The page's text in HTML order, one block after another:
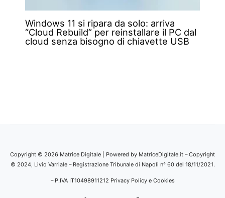
Windows 11 si ripara da solo: arriva
“Cloud Rebuild” per reinstallare il PC dal
cloud senza bisogno di chiavette USB
Copyright © 2026 Matrice Digitale | Powered by MatriceDigitale.it – Copyright
© 2024, Livio Varriale – Registrazione Tribunale di Napoli n° 60 del 18/11/2021.
– P.IVA IT10498911212 Privacy Policy e Cookies